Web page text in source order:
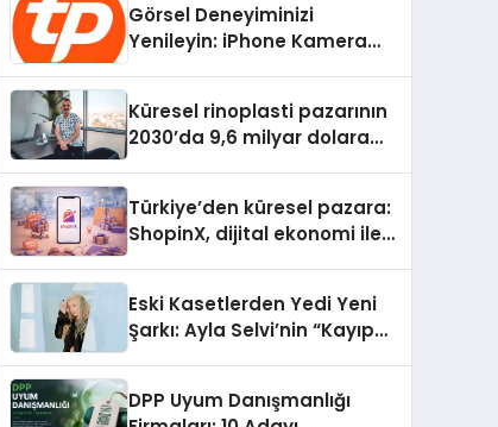
Görsel Deneyiminizi
Yenileyin: iPhone Kamera
Küresel rinoplasti pazarının
2030’da 9,6 milyar dolara
Türkiye’den küresel pazara:
ShopinX, dijital ekonomi ile
Eski Kasetlerden Yedi Yeni
Şarkı: Ayla Selvi’nin “Kayıp
DPP Uyum Danışmanlığı